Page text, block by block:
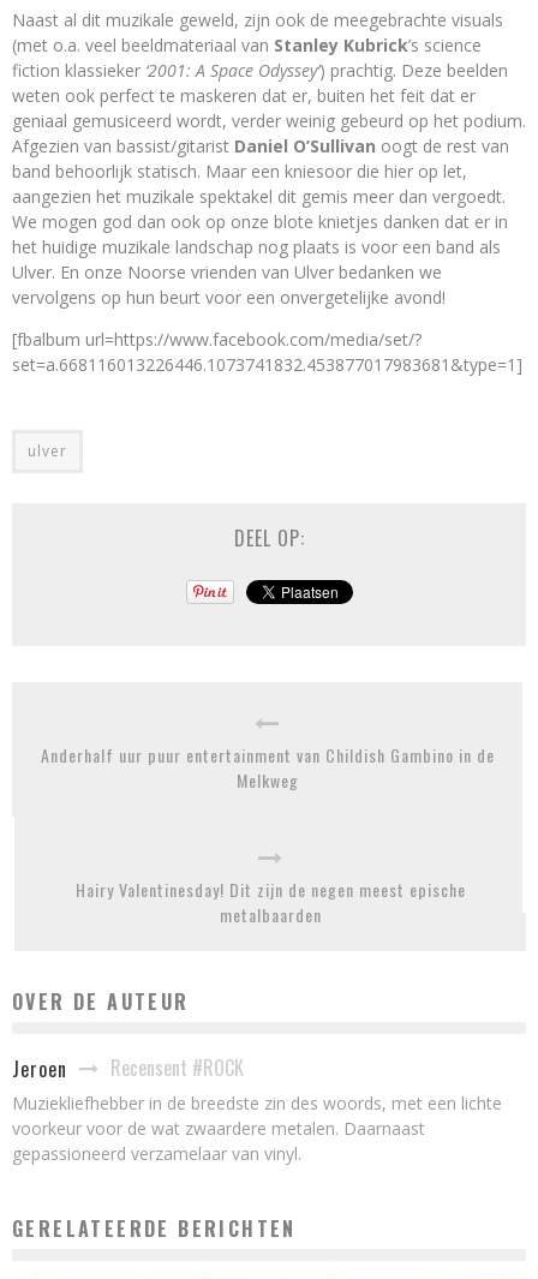
Naast al dit muzikale geweld, zijn ook de meegebrachte visuals
(met o.a. veel beeldmateriaal van Stanley Kubrick’s science
fiction klassieker ‘2001: A Space Odyssey’) prachtig. Deze beelden
weten ook perfect te maskeren dat er, buiten het feit dat er
geniaal gemusiceerd wordt, verder weinig gebeurd op het podium.
Afgezien van bassist/gitarist Daniel O’Sullivan oogt de rest van
band behoorlijk statisch. Maar een kniesoor die hier op let,
aangezien het muzikale spektakel dit gemis meer dan vergoedt.
We mogen god dan ook op onze blote knietjes danken dat er in
het huidige muzikale landschap nog plaats is voor een band als
Ulver. En onze Noorse vrienden van Ulver bedanken we
vervolgens op hun beurt voor een onvergetelijke avond!
[fbalbum url=https://www.facebook.com/media/set/?
set=a.668116013226446.1073741832.453877017983681&type=1]
ulver
DEEL OP:
Anderhalf uur puur entertainment van Childish Gambino in de
Melkweg
Hairy Valentinesday! Dit zijn de negen meest epische
metalbaarden
OVER DE AUTEUR
Jeroen Recensent #ROCK
Muziekliefhebber in de breedste zin des woords, met een lichte
voorkeur voor de wat zwaardere metalen. Daarnaast
gepassioneerd verzamelaar van vinyl.
GERELATEERDE BERICHTEN